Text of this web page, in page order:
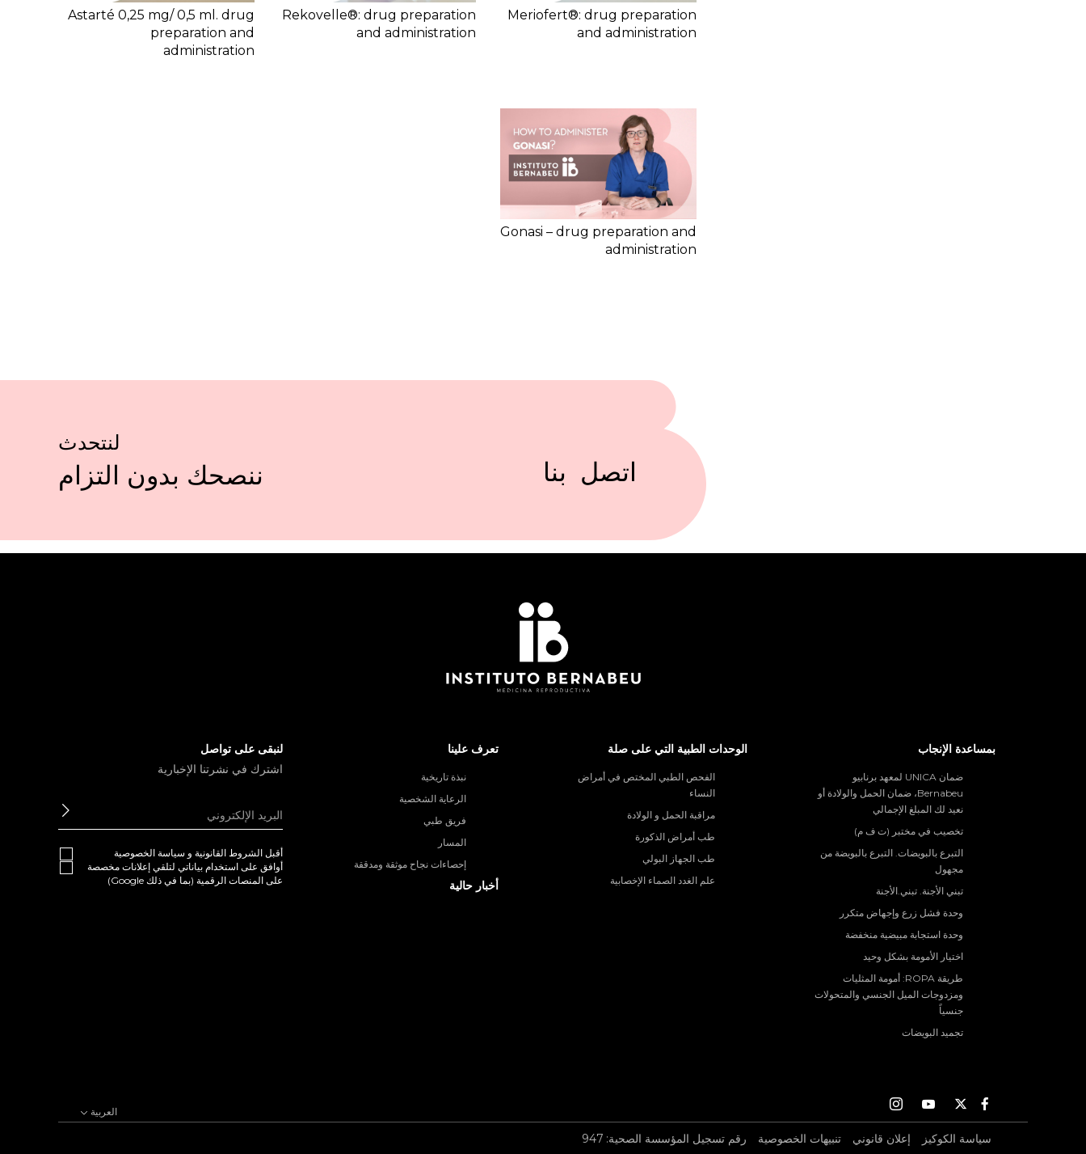
Meriofert®: drug preparation
and administration
Rekovelle®: drug preparation
and administration
Astarté 0,25 mg/ 0,5 ml. drug
preparation and
administration
Gonasi – drug preparation and
administration
لنتحدث
ننصحك بدون التزام اتصل بنا
بمساعدة الإنجاب
ضمان UNICA لمعهد برنابيو
Bernabeu، ضمان الحمل والولادة أو
نعيد لك المبلغ الإجمالي
تخصيب في مختبر (ت ف م)
التبرع بالبويضات. التبرع بالبويضة من
مجهول
تبني الأجنة. تبني.الأجنة
وحدة فشل زرع وإجهاض متكرر
وحدة استجابة مبيضية منخفضة
اختيار الأمومة بشكل وحيد
طريقة ROPA: أمومة المثليات
ومزدوجات الميل الجنسي والمتحولات
جنسياً
تجميد البويضات
الوحدات الطبية التي على صلة
الفحص الطبي المختص في أمراض
النساء
مراقبة الحمل و الولادة
طب أمراض الذكورة
طب الجهاز البولي
علم الغدد الصماء الإخصابية
تعرف علينا
نبذة تاريخية
الرعاية الشخصية
فريق طبي
المسار
إحصاءات نجاح موثقة ومدققة
أخبار حالية
لنبقى على تواصل
اشترك في نشرتنا الإخبارية
أقبلالشروط القانونية و سياسة الخصوصية
أوافق على استخدام بياناتي لتلقي إعلانات مخصصة
على المنصات الرقمية (بما في ذلك Google)
Facebook
Twitter
Youtube
Instagram العربية
سياسة الكوكيز إعلان قانوني تنبيهات الخصوصية رقم تسجيل المؤسسة الصحية: 947